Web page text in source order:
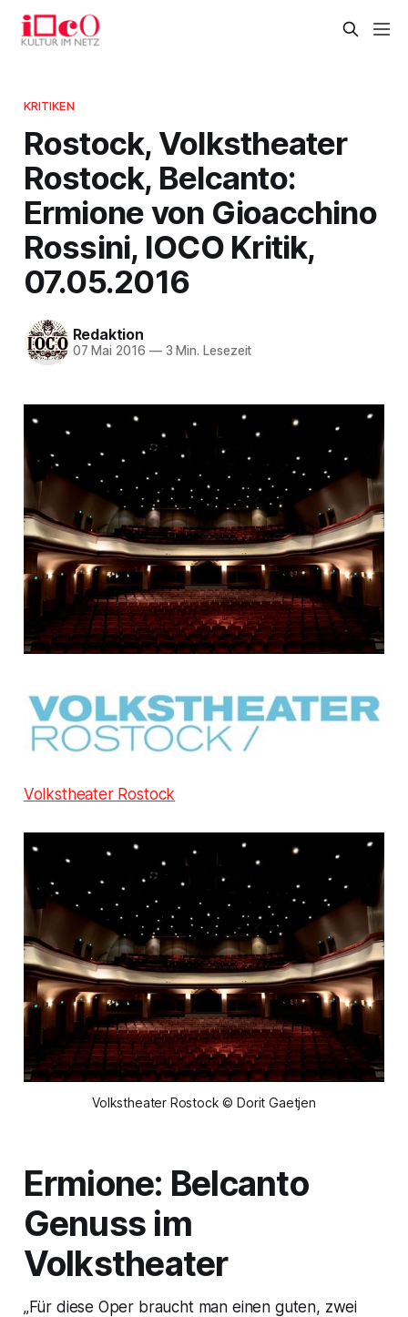
KRITIKEN
Rostock, Volkstheater
Rostock, Belcanto:
Ermione von Gioacchino
Rossini, IOCO Kritik,
07.05.2016
Redaktion
07 Mai 2016 —3 Min. Lesezeit
Volkstheater Rostock
Volkstheater Rostock © Dorit Gaetjen
Ermione: Belcanto
Genuss im
Volkstheater
„Für diese Oper braucht man einen guten, zwei